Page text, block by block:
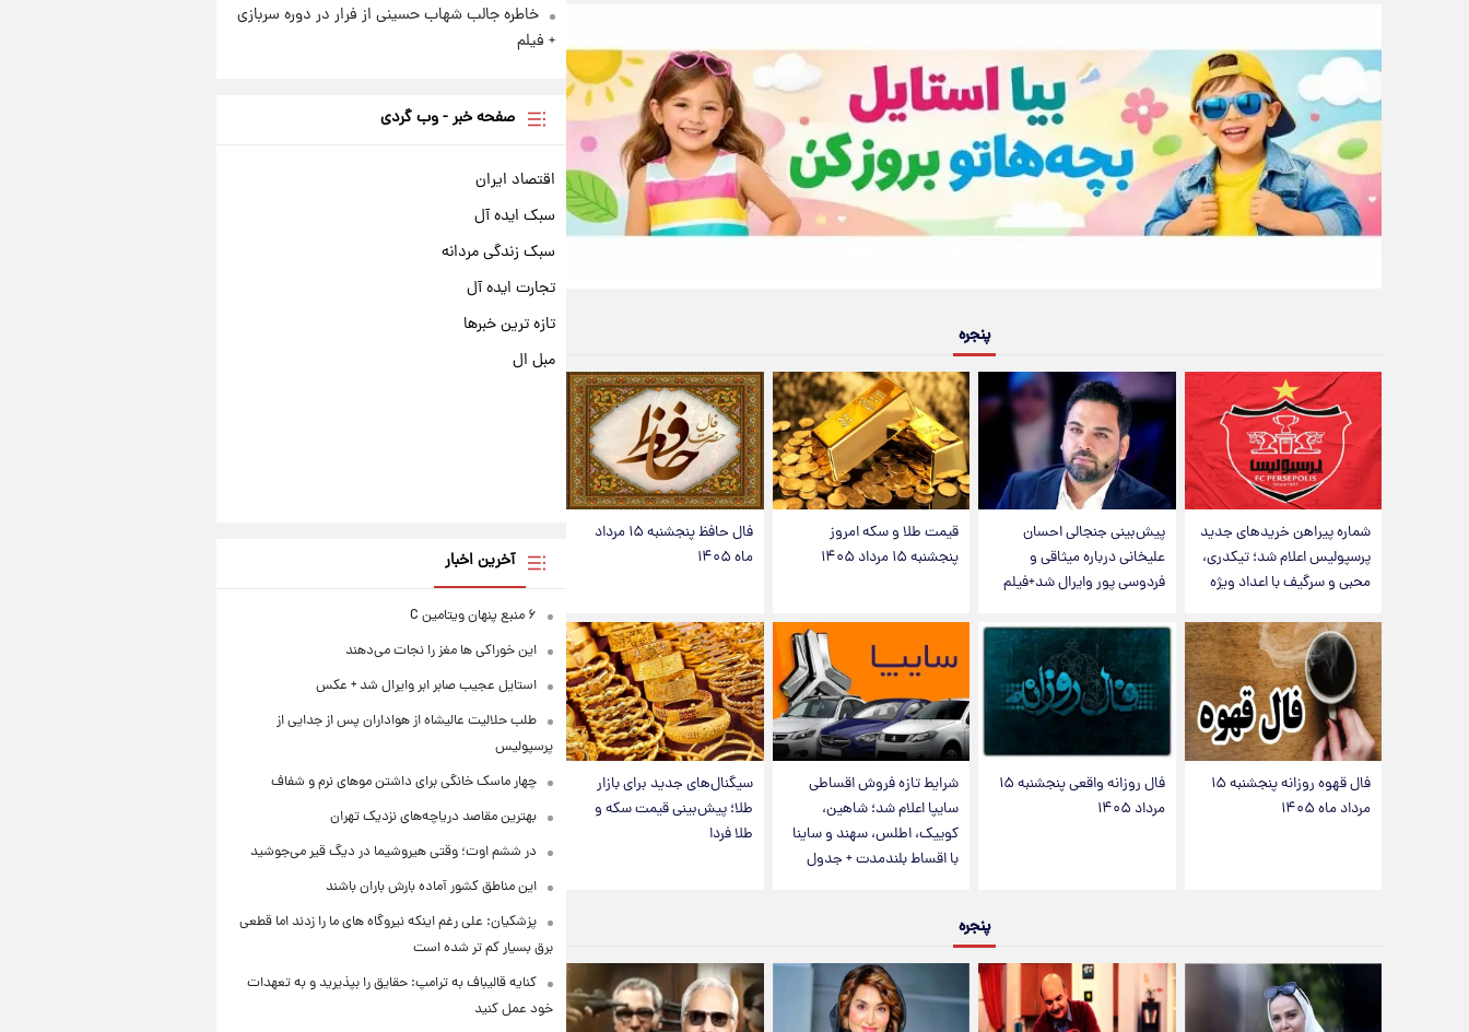
پنجره
شماره پیراهن خریدهای جدید
پرسپولیس اعلام شد؛ تیکدری،
محبی و سرگیف با اعداد ویژه
پیش‌بینی جنجالی احسان
علیخانی درباره میثاقی و
فردوسی پور وایرال شد+فیلم
قیمت طلا و سکه امروز
پنجشنبه ۱۵ مرداد ۱۴۰۵
فال حافظ پنجشنبه ۱۵ مرداد
ماه ۱۴۰۵
فال قهوه روزانه پنجشنبه ۱۵
مرداد ماه ۱۴۰۵
فال روزانه واقعی پنجشنبه ۱۵
مرداد ۱۴۰۵
شرایط تازه فروش اقساطی
سایپا اعلام شد؛ شاهین،
کوییک، اطلس، سهند و ساینا
با اقساط بلندمدت + جدول
سیگنال‌های جدید برای بازار
طلا؛ پیش‌بینی قیمت سکه و
طلا فردا
پنجره
خاطره جالب شهاب حسینی از فرار در دوره سربازی
+ فیلم
صفحه خبر - وب گردی
اقتصاد ایران
سبک ایده آل
سبک زندگی مردانه
تجارت ایده آل
تازه ترین خبرها
مبل ال
آخرین اخبار
۶ منبع پنهان ویتامین C
این خوراکی ها مغز را نجات می‌دهند
استایل عجیب صابر ابر وایرال شد + عکس
طلب حلالیت عالیشاه از هواداران پس از جدایی از
پرسپولیس
چهار ماسک خانگی برای داشتن موهای نرم و شفاف
بهترین مقاصد دریاچه‌های نزدیک تهران
در ششم اوت؛ وقتی هیروشیما در دیگ قیر می‌جوشید
این مناطق کشور آماده بارش باران باشند
پزشکیان: علی رغم اینکه نیروگاه های ما را زدند اما قطعی
برق بسیار کم تر شده است
کنایه قالیباف به ترامپ: حقایق را بپذیرید و به تعهدات
خود عمل کنید